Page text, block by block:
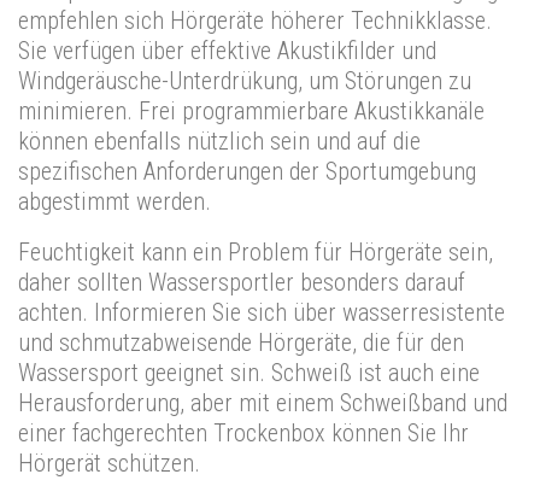
empfehlen sich Hörgeräte höherer Technikklasse.
Sie verfügen über effektive Akustikfilder und
Windgeräusche-Unterdrükung, um Störungen zu
minimieren. Frei programmierbare Akustikkanäle
können ebenfalls nützlich sein und auf die
spezifischen Anforderungen der Sportumgebung
abgestimmt werden.
Feuchtigkeit kann ein Problem für Hörgeräte sein,
daher sollten Wassersportler besonders darauf
achten. Informieren Sie sich über wasserresistente
und schmutzabweisende Hörgeräte, die für den
Wassersport geeignet sin. Schweiß ist auch eine
Herausforderung, aber mit einem Schweißband und
einer fachgerechten Trockenbox können Sie Ihr
Hörgerät schützen.